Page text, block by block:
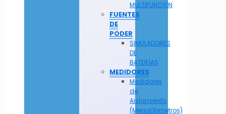
MULTIFUNCIÓN
FUENTES
DE
PODER
SIMULADORES
DE
BATERÍAS
MEDIDORES
Medidores
de
Aislamiento
(MegaOhmetros)